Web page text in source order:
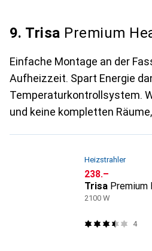
9. Trisa Premium
Einfache Montage an der
Aufheizzeit. Spart Energie
Temperaturkontrollsystem.
und keine kompletten Räume,
Heizstrahler
CHF
238.–
Trisa Premium
2100 W
4